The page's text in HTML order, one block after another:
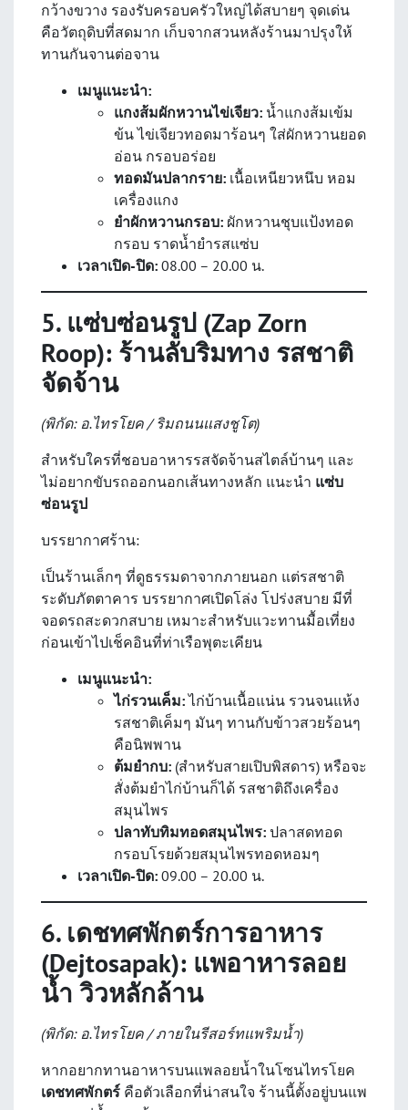
กว้างขวาง รองรับครอบครัวใหญ่ได้สบายๆ จุดเด่น
คือวัตถุดิบที่สดมาก เก็บจากสวนหลังร้านมาปรุงให้
ทานกันจานต่อจาน
เมนูแนะนำ:
แกงส้มผักหวานไข่เจียว: น้ำแกงส้มเข้ม
ข้น ไข่เจียวทอดมาร้อนๆ ใส่ผักหวานยอด
อ่อน กรอบอร่อย
ทอดมันปลากราย: เนื้อเหนียวหนึบ หอม
เครื่องแกง
ยำผักหวานกรอบ: ผักหวานชุบแป้งทอด
กรอบ ราดน้ำยำรสแซ่บ
เวลาเปิด-ปิด: 08.00 – 20.00 น.
5. แซ่บซ่อนรูป (Zap Zorn
Roop): ร้านลับริมทาง รสชาติ
จัดจ้าน
(พิกัด: อ.ไทรโยค / ริมถนนแสงชูโต)
สำหรับใครที่ชอบอาหารรสจัดจ้านสไตล์บ้านๆ และ
ไม่อยากขับรถออกนอกเส้นทางหลัก แนะนำ แซ่บ
ซ่อนรูป
บรรยากาศร้าน:
เป็นร้านเล็กๆ ที่ดูธรรมดาจากภายนอก แต่รสชาติ
ระดับภัตตาคาร บรรยากาศเปิดโล่ง โปร่งสบาย มีที่
จอดรถสะดวกสบาย เหมาะสำหรับแวะทานมื้อเที่ยง
ก่อนเข้าไปเช็คอินที่ท่าเรือพุตะเคียน
เมนูแนะนำ:
ไก่รวนเค็ม:ไก่บ้านเนื้อแน่น รวนจนแห้ง
รสชาติเค็มๆ มันๆ ทานกับข้าวสวยร้อนๆ
คือนิพพาน
ต้มยำกบ: (สำหรับสายเปิบพิสดาร) หรือจะ
สั่งต้มยำไก่บ้านก็ได้ รสชาติถึงเครื่อง
สมุนไพร
ปลาทับทิมทอดสมุนไพร: ปลาสดทอด
กรอบโรยด้วยสมุนไพรทอดหอมๆ
เวลาเปิด-ปิด: 09.00 – 20.00 น.
6. เดชทศพักตร์การอาหาร
(Dejtosapak): แพอาหารลอย
น้ำ วิวหลักล้าน
(พิกัด: อ.ไทรโยค / ภายในรีสอร์ทแพริมน้ำ)
หากอยากทานอาหารบนแพลอยน้ำในโซนไทรโยค
เดชทศพักตร์ คือตัวเลือกที่น่าสนใจ ร้านนี้ตั้งอยู่บนแพ